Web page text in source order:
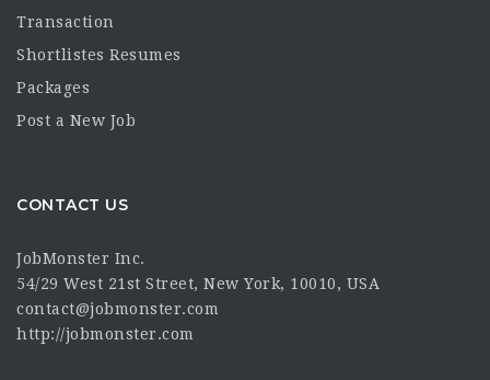
Transaction
Shortlistes Resumes
Packages
Post a New Job
CONTACT US
JobMonster Inc.
54/29 West 21st Street, New York, 10010, USA
contact@jobmonster.com
http://jobmonster.com